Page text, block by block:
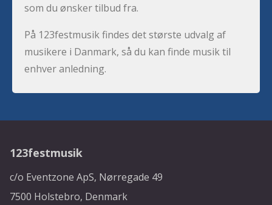
som du ønsker tilbud fra.
På 123festmusik findes det største udvalg af
musikere i Danmark, så du kan finde musik til
enhver anledning.
123festmusik
c/o Eventzone ApS, Nørregade 49
7500 Holstebro, Denmark